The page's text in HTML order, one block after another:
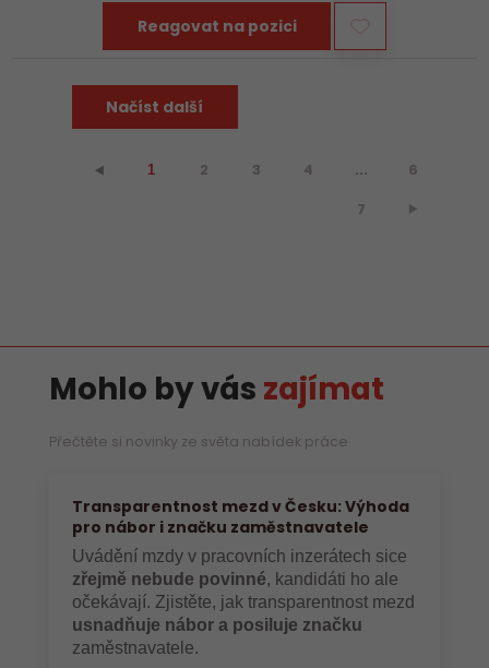
Reagovat na pozici
Načíst další
⯇ 1 2 3 4 ... 6
7 ⯈
Mohlo by vás zajímat
Přečtěte si novinky ze světa nabídek práce
Transparentnost mezd v Česku: Výhoda
pro nábor i značku zaměstnavatele
Uvádění mzdy v pracovních inzerátech sice
zřejmě nebude povinné, kandidáti ho ale
očekávají. Zjistěte, jak transparentnost mezd
usnadňuje nábor a posiluje značku
zaměstnavatele.